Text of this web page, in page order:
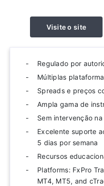
Visite o site
Regulado por
Múltiplas
Spreads e preços
Ampla gama de
Sem intervenção
Excelente suporte
5 dias por semana
Recursos
Platforms: FxPro
MT4, MT5, and